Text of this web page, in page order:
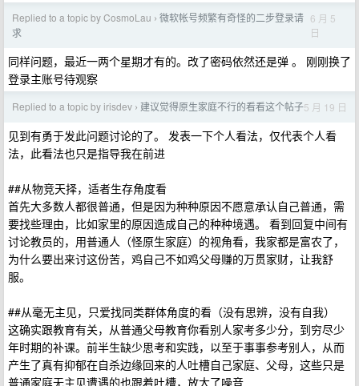
Replied to a topic by CosmoLau › 微软帐号频繁有奇怪的二步登录请
求
6 月 5
日
同样问题，最近一两个星期才有的。改了密码依然还是弹 。 刚刚换了
登录主账号待观察
Replied to a topic by irisdev › 建议觉得原生家庭不行的看看这个帖子5 月 19 日
见到有勇于发此问题讨论的了。 发表一下个人看法，仅代表个人看
法，此看法也只是指导我在前进
##从物竞天择，适者生存角度看
首先大多数人都很普通，但是因为种种原因不愿意承认自己普通，需
要找些理由，比如家里的原因造成自己的种种境遇。 看到回复中间有
讨论教员的，用普通人（怪原生家庭）的视角看，我家都是富农了，
为什么要出来讨这份苦，鸡自己不如鸡父母赚的万贯家财，让我舒
服。
##从毫无主见，只爱找同类群体角度的看（没有思辨，没有自我）
这确实跟教育有关，从普通父母教育你看别人家考多少分，到穷尽少
年时期的补课。前半生缺少思考和实践，以至于事事参考别人，从而
产生了真有抑郁在自杀边缘回来的人吐槽自己家庭、父母，这些只是
普通家庭无主见遭遇的也跟着吐槽，放大了噪音